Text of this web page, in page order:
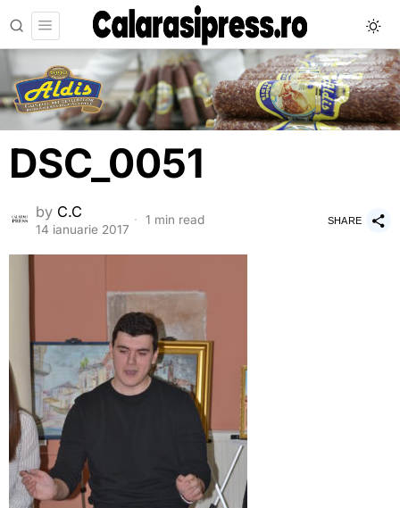
DSC_0051
by C.C
14 ianuarie 2017
1 min read SHARE